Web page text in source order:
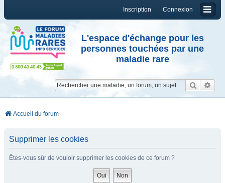
Connexion
Inscription
L'espace d'échange pour les
personnes touchées par une
maladie rare
Accueil du forum
Supprimer les cookies
Êtes-vous sûr de vouloir supprimer les cookies de ce forum ?